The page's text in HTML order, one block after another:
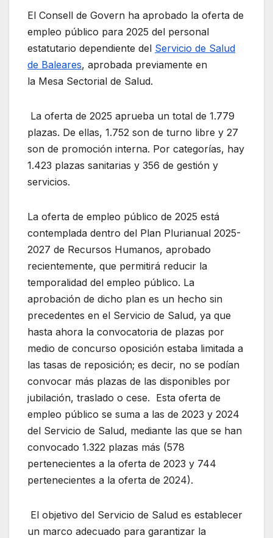
El Consell de Govern ha aprobado la oferta de
empleo público para 2025 del personal
estatutario dependiente del Servicio de Salud
de Baleares, aprobada previamente en
la Mesa Sectorial de Salud.
La oferta de 2025 aprueba un total de 1.779
plazas. De ellas, 1.752 son de turno libre y 27
son de promoción interna. Por categorías, hay
1.423 plazas sanitarias y 356 de gestión y
servicios.
La oferta de empleo público de 2025 está
contemplada dentro del Plan Plurianual 2025-
2027 de Recursos Humanos, aprobado
recientemente, que permitirá reducir la
temporalidad del empleo público. La
aprobación de dicho plan es un hecho sin
precedentes en el Servicio de Salud, ya que
hasta ahora la convocatoria de plazas por
medio de concurso oposición estaba limitada a
las tasas de reposición; es decir, no se podían
convocar más plazas de las disponibles por
jubilación, traslado o cese. Esta oferta de
empleo público se suma a las de 2023 y 2024
del Servicio de Salud, mediante las que se han
convocado 1.322 plazas más (578
pertenecientes a la oferta de 2023 y 744
pertenecientes a la oferta de 2024).
El objetivo del Servicio de Salud es establecer
un marco adecuado para garantizar la